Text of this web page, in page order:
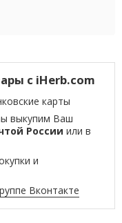
с iHerb.com
карты
выкупим Ваш
России или в
и
Вконтакте